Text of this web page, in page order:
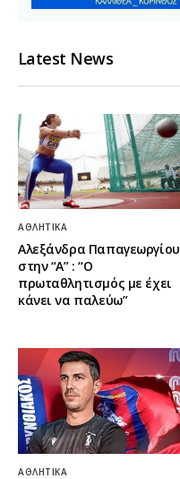
Latest News
ΑΘΛΗΤΙΚΆ
Αλεξάνδρα Παπαγεωργίου
στην “Α” : “Ο
πρωταθλητισμός με έχει
κάνει να παλεύω”
ΑΘΛΗΤΙΚΆ